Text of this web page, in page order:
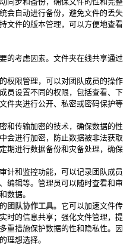
会自动进行备份，避免文件的丢失
文件的版本管理，可以方便地查看
的考虑因素。文件夹在线共享通过
权限管理，可以对团队成员的操作
员设置不同的权限，包括查看、下
件夹进行公开、私密或密码保护等
和传输加密的技术，确保数据的性
会进行加密，防止数据被非法获取
期进行数据备份和灾备处理，确保
计和监控功能，可以记录团队成员
编辑等。管理员可以随时查看和审
数据。
团队协作工具。它可以加速文件传
时的信息共享；强化文件管理，提
重措施保护数据的性和隐私性。因
理想选择。